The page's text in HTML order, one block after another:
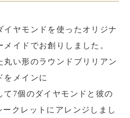
イヤモンドを使ったオリジナ
イドでお創りしました。
丸い形のラウンドブリリアン
をメインに
て7個のダイヤモンドと彼の
クレットにアレンジしまし